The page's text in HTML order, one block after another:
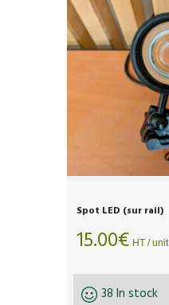
Spot LED (sur rail)
15.00€ HT / unit
38 In stock